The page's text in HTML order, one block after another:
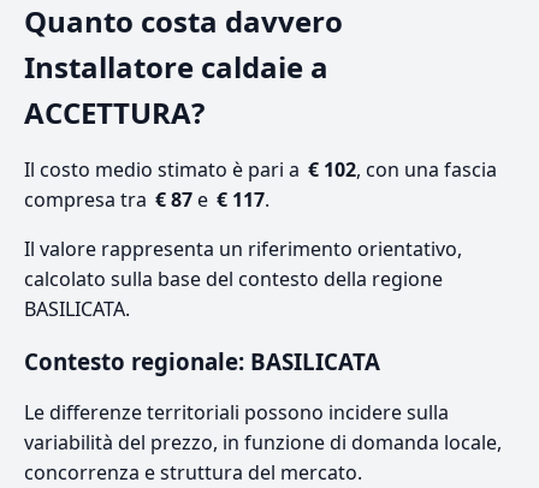
Quanto costa davvero
Installatore caldaie a
ACCETTURA?
Il costo medio stimato è pari a € 102, con una fascia
compresa tra € 87e € 117.
Il valore rappresenta un riferimento orientativo,
calcolato sulla base del contesto della regione
BASILICATA.
Contesto regionale: BASILICATA
Le differenze territoriali possono incidere sulla
variabilità del prezzo, in funzione di domanda locale,
concorrenza e struttura del mercato.